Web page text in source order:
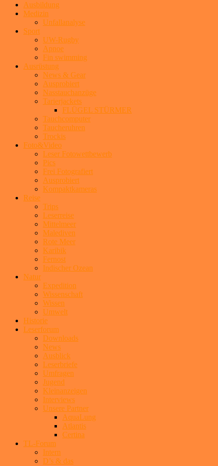
Ausbildung
Medizin
Unfallanalyse
Sport
UW-Rugby
Apnoe
Fin swimming
Ausrüstung
News & Gear
Ausprobiert
Nasstauchanzüge
Tarierjackets
FLÜGEL STÜRMER
Tauchcomputer
Taucheruhren
Trockis
Foto&Video
Leser Fotowettbewerb
Pics
Frei Fotografiert
Ausprobiert
Kompaktkameras
Reise
Trips
Leserreise
Mittelmeer
Malediven
Rote Meer
Karibik
Fernost
Indischer Ozean
Natur
Expedition
Wissenschaft
Wissen
Umwelt
Historie
Leserforum
Downloads
News
Ausblick
Leserbriefe
Umfragen
Jugend
Kleinanzeigen
Interviews
Unsere Partner
AquaLung
Atlantis
Certina
TL-Forum
Intern
D’s & das